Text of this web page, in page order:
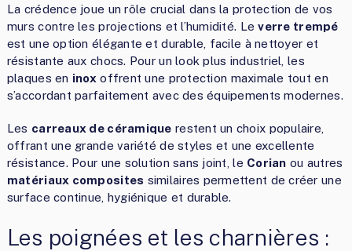
La crédence joue un rôle crucial dans la protection de vos
murs contre les projections et l’humidité. Leverre trempé
est une option élégante et durable, facile à nettoyer et
résistante aux chocs. Pour un look plus industriel, les
plaques en inox offrent une protection maximale tout en
s’accordant parfaitement avec des équipements modernes.
Les carreaux de céramique restent un choix populaire,
offrant une grande variété de styles et une excellente
résistance. Pour une solution sans joint, le Corian ou autres
matériaux composites similaires permettent de créer une
surface continue, hygiénique et durable.
Les poignées et les charnières :